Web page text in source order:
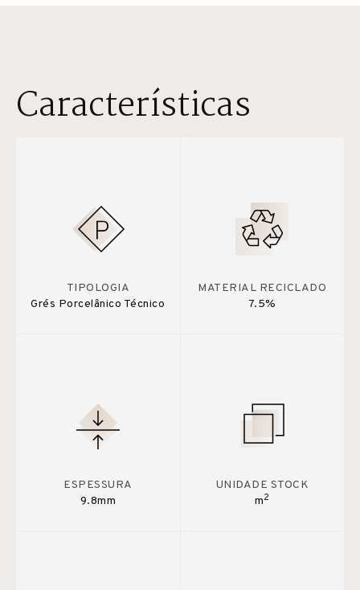
Características
TIPOLOGIA
Grés Porcelânico Técnico
MATERIAL RECICLADO
7.5%
ESPESSURA
9.8mm
UNIDADE STOCK
m2